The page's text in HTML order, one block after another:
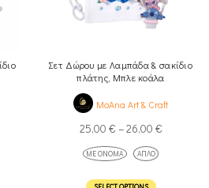
Σετ Δώρου με Λαμπάδα & σακίδιο
πλάτης, Μπλε κοάλα
MoAna Art & Craft
25,00 € –26,00 €
ΜΕ ΌΝΟΜΑ ΑΠΛΌ